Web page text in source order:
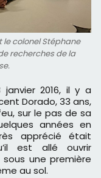
le colonel Stéphane
recherches de la
Dorado, 33 ans,
sur le pas de sa
années en
apprécié était
est allé ouvrir
une première
au sol.